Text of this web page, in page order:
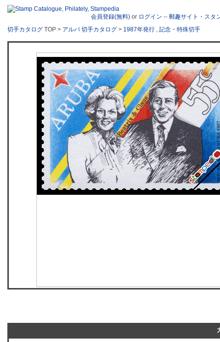
会員登録(無料) or ログイン -- 郵趣サイト・スタ
切手カタログ TOP > アルバ 切手カタログ > 1987年発行 , 記念・特殊切手